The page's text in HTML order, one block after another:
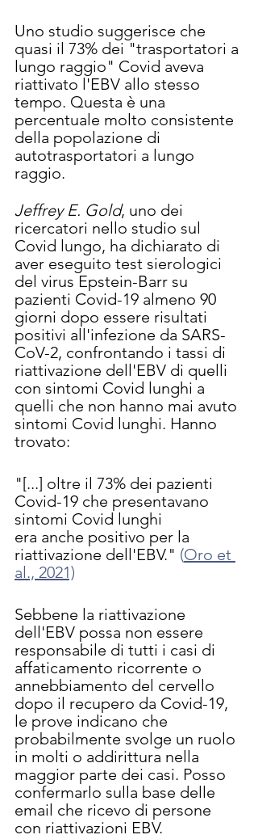
Uno studio suggerisce che
quasi il 73% dei "trasportatori a
lungo raggio" Covid aveva
riattivato l'EBV allo stesso
tempo. Questa è una
percentuale molto consistente
della popolazione di
autotrasportatori a lungo
raggio.
Jeffrey E. Gold, uno dei
ricercatori nello studio sul
Covid lungo, ha dichiarato di
aver eseguito test sierologici
del virus Epstein-Barr su
pazienti Covid-19 almeno 90
giorni dopo essere risultati
positivi all'infezione da SARS-
CoV-2, confrontando i tassi di
riattivazione dell'EBV di quelli
con sintomi Covid lunghi a
quelli che non hanno mai avuto
sintomi Covid lunghi. Hanno
trovato:
"[...] oltre il 73% dei pazienti
Covid-19 che presentavano
sintomi Covid lunghi
era anche positivo per la
riattivazione dell'EBV." (Oro et
al., 2021)
Sebbene la riattivazione
dell'EBV possa non essere
responsabile di tutti i casi di
affaticamento ricorrente o
annebbiamento del cervello
dopo il recupero da Covid-19,
le prove indicano che
probabilmente svolge un ruolo
in molti o addirittura nella
maggior parte dei casi. Posso
confermarlo sulla base delle
email che ricevo di persone
con riattivazioni EBV.